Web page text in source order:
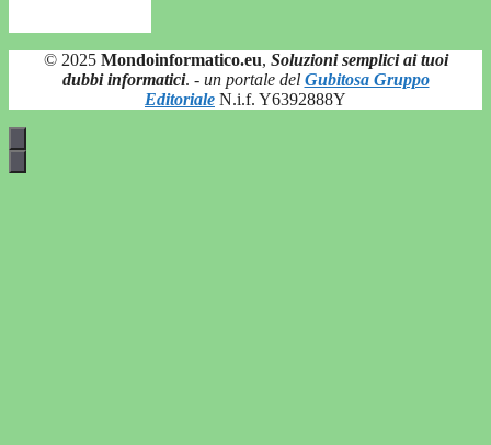
© 2025 Mondoinformatico.eu, Soluzioni semplici ai tuoi
dubbi informatici. - un portale del Gubitosa Gruppo
Editoriale N.i.f. Y6392888Y